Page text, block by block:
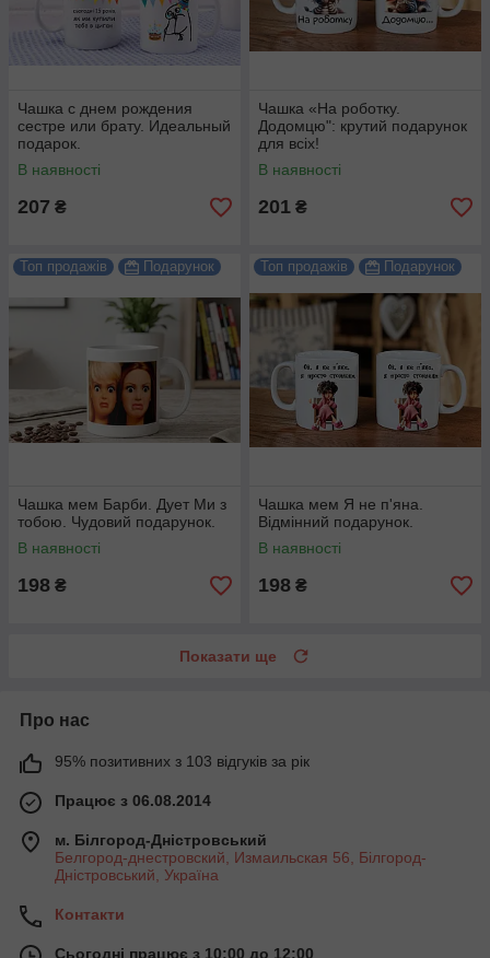
Чашка с днем рождения
сестре или брату. Идеальный
подарок.
В наявності
207 ₴
Чашка «На роботку.
Додомцю": крутий подарунок
для всіх!
В наявності
201 ₴
Топ продажів Подарунок
Чашка мем Барби. Дует Ми з
тобою. Чудовий подарунок.
В наявності
198 ₴
Топ продажів Подарунок
Чашка мем Я не п'яна.
Відмінний подарунок.
В наявності
198 ₴
Показати ще
Про нас
95% позитивних з 103 відгуків за рік
Працює з 06.08.2014
м. Білгород-Дністровський
Белгород-днестровский, Измаильская 56, Білгород-
Дністровський, Україна
Контакти
Сьогодні працює з 10:00 до 12:00